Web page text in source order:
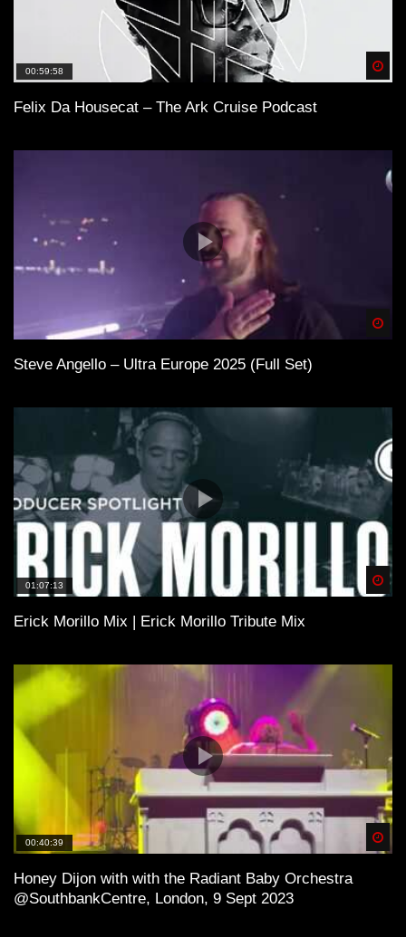
00:59:58
Felix Da Housecat – The Ark Cruise Podcast
Steve Angello – Ultra Europe 2025 (Full Set)
01:07:13
Erick Morillo Mix | Erick Morillo Tribute Mix
00:40:39
Honey Dijon with with the Radiant Baby Orchestra
@SouthbankCentre, London, 9 Sept 2023